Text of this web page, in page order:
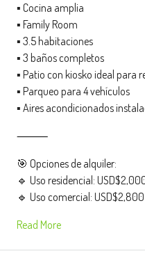
▪️ Cocina amplia
▪️ Family Room
▪️ 3.5 habitaciones
▪️ 3 baños completos
▪️ Patio con kiosko ideal para
▪️ Parqueo para 4 vehículos
▪️ Aires acondicionados
⸻
🎯 Opciones de alquiler:
🔹 Uso residencial:
🔹 Uso comercial: USD$2,800
Read More